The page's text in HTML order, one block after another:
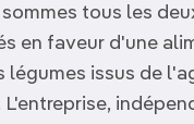
tous les
en faveur d'une
légumes issus de